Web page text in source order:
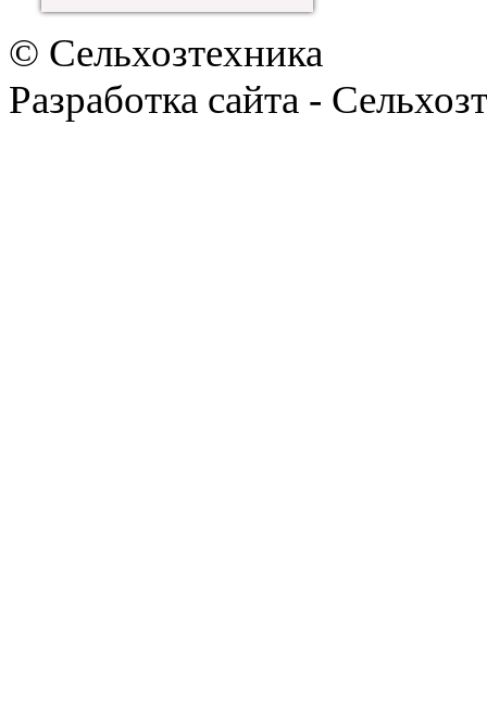
© Сельхозтехника
Разработка сайта -